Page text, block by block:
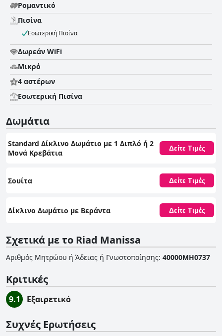
Ρομαντικό
Πισίνα
Εσωτερική Πισίνα
Δωρεάν WiFi
Μικρό
4 αστέρων
Εσωτερική Πισίνα
Δωμάτια
Standard Δίκλινο Δωμάτιο με 1 Διπλό ή 2
Μονά Κρεβάτια
Δείτε Τιμές
Σουίτα Δείτε Τιμές
Δίκλινο Δωμάτιο με Βεράντα Δείτε Τιμές
Σχετικά με το Riad Manissa
Αριθμός Μητρώου ή Άδειας ή Γνωστοποίησης: 40000MH0737
Κριτικές
9.1 Εξαιρετικό
Συχνές Ερωτήσεις